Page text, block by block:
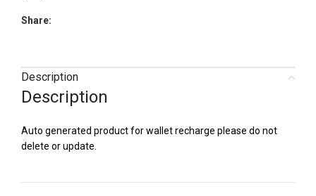
Share:
Description
Description
Auto generated product for wallet recharge please do not
delete or update.